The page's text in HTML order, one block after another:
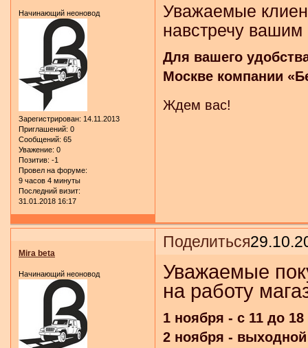
Начинающий неоновод
Зарегистрирован: 14.11.2013
Приглашений: 0
Сообщений: 65
Уважение: 0
Позитив: -1
Провел на форуме:
9 часов 4 минуты
Последний визит:
31.01.2018 16:17
Уважаемые
навстречу
Для вашего
Москве компании
Ждем вас!
Поделиться
Mira beta
Начинающий неоновод
Уважаемые
на работу
1 ноября - с 11 до 18
2 ноября -